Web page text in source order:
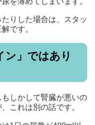
りした場合は、スタッ
です。
ン」ではあり
しかして腎臓が悪いの
これは別の話です。